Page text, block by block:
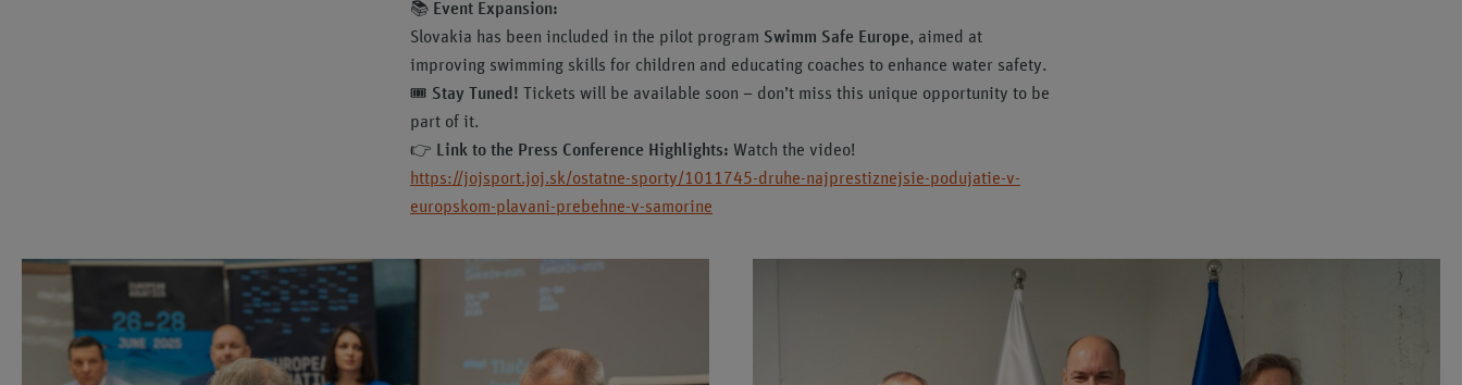
📚 Event Expansion:
Slovakia has been included in the pilot program Swimm Safe Europe, aimed at
improving swimming skills for children and educating coaches to enhance water safety.
🎟 Stay Tuned! Tickets will be available soon – don’t miss this unique opportunity to be
part of it.
👉
Link to the Press Conference Highlights: Watch the video!
https://jojsport.joj.sk/ostatne-sporty/1011745-druhe-najprestiznejsie-podujatie-v-
europskom-plavani-prebehne-v-samorine